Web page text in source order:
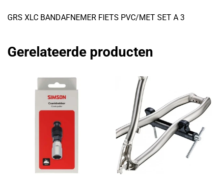
GRS XLC BANDAFNEMER FIETS PVC/MET SET A 3
Gerelateerde producten